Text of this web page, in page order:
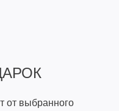
от выбранного